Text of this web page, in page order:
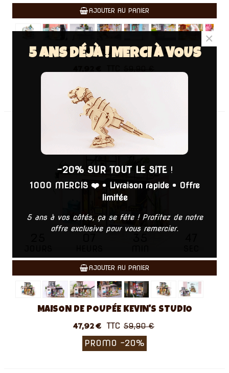
AJOUTER AU PANIER
MAISON DE POUPÉE DORA'S LOFT
47,92 €
PROMO
AJOUTER AU PANIER
MAISON DE POUPÉE KEVIN'S STUDIO
47,92 € TTC 59,90 €
PROMO -20%
5 ANS DÉJÀ ! MERCI À VOUS
-20% SUR TOUT LE SITE!
1000 MERCIS ❤️• Livraison rapide• Offre
limitée
5 ans à vos côtés, ça se fête ! Profitez de notre
offre exclusive pour vous remercier.
×